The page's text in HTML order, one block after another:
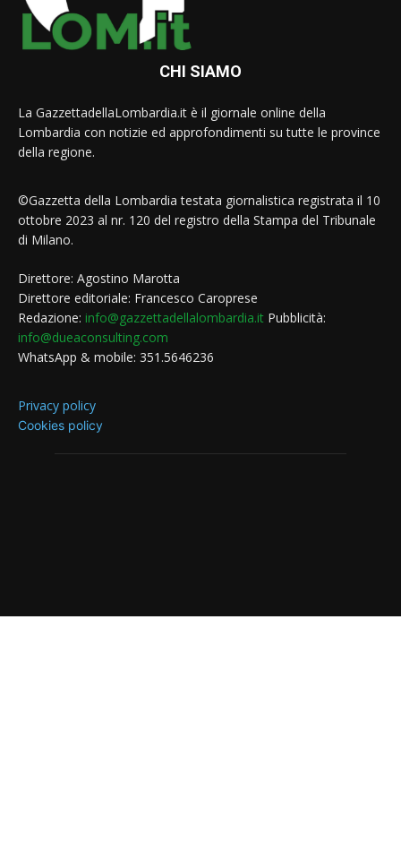
CHI SIAMO
La GazzettadellaLombardia.it è il giornale online della
Lombardia con notizie ed approfondimenti su tutte le province
della regione.
©Gazzetta della Lombardia testata giornalistica registrata il 10
ottobre 2023 al nr. 120 del registro della Stampa del Tribunale
di Milano.
Direttore: Agostino Marotta
Direttore editoriale: Francesco Caroprese
Redazione: info@gazzettadellalombardia.it Pubblicità:
info@dueaconsulting.com
WhatsApp & mobile: 351.5646236
Privacy policy
Cookies policy